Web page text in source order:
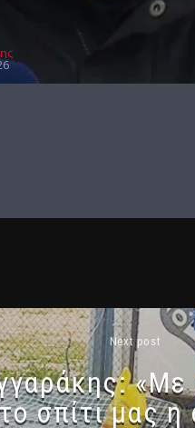
Next post
«Με
σπίτι μας η